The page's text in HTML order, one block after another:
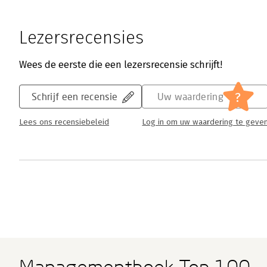
Lezersrecensies
Wees de eerste die een lezersrecensie schrijft!
Schrijf een recensie
Lees ons recensiebeleid
Uw waardering ?
Log in om uw waardering te